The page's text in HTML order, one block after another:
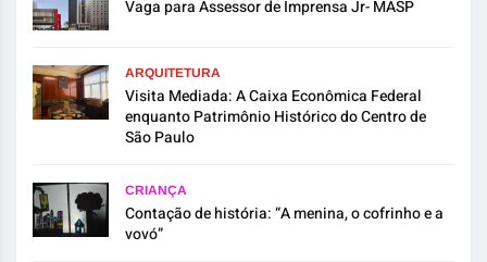
Vaga para Assessor de Imprensa Jr- MASP
ARQUITETURA
Visita Mediada: A Caixa Econômica Federal
enquanto Patrimônio Histórico do Centro de
São Paulo
CRIANÇA
Contação de história: “A menina, o cofrinho e a
vovó”